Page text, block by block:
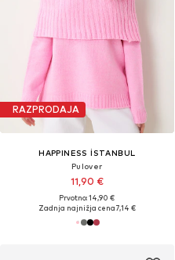
RAZPRODAJA
HAPPINESS İSTANBUL
Pulover
11,90 €
Prvotno: 14,90 €
Zadnja najnižja cena7,14 €